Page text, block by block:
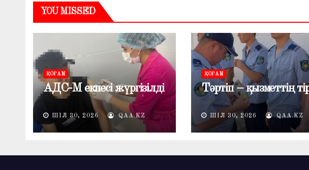
YOU MISSED
ҚОҒАМ
АДС-М екпесі жүргізілді
ШІЛ 30, 2026 QAA.KZ
ҚОҒАМ
Тәртіп – қызметтің
ШІЛ 30, 2026 QAA.KZ